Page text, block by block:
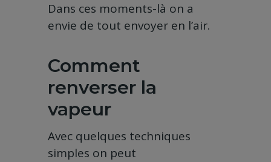
Dans ces moments-là on a
envie de tout envoyer en l’air.
Comment
renverser la
vapeur
Avec quelques techniques
simples on peut